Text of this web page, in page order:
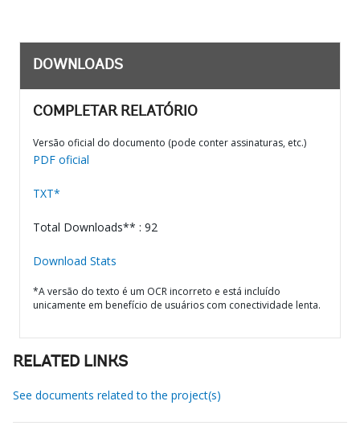
DOWNLOADS
COMPLETAR RELATÓRIO
Versão oficial do documento (pode conter assinaturas, etc.)
PDF oficial
TXT*
Total Downloads** : 92
Download Stats
*A versão do texto é um OCR incorreto e está incluído
unicamente em benefício de usuários com conectividade lenta.
RELATED LINKS
See documents related to the project(s)